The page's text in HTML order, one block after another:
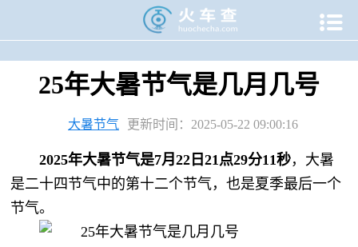

25年大暑节气是几月几号
大暑节气 更新时间：2025-05-22 09:00:16
2025年大暑节气是7月22日21点29分11秒，大暑
是二十四节气中的第十二个节气，也是夏季最后一个
节气。